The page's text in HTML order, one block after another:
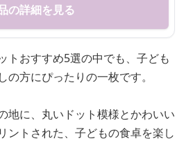
の詳細を見る
トおすすめ5選の中でも、子ども
方にぴったりの一枚です。
地に、丸いドット模様とかわいい
ントされた、子どもの食卓を楽し